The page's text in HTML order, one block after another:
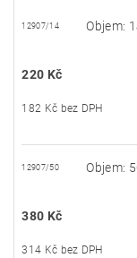
12907/14 Objem:
220 Kč
182 Kč bez DPH
12907/50 Objem:
380 Kč
314 Kč bez DPH